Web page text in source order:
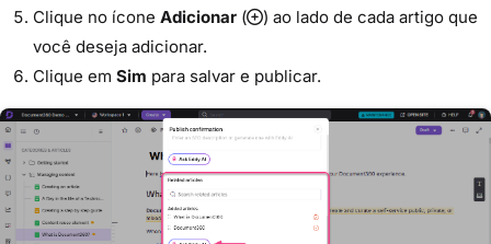
Clique no ícone Adicionar (
) ao lado de cada artigo que
você deseja adicionar.
Clique em Sim para salvar e publicar.